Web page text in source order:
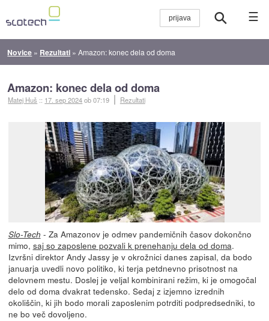
☰
Novice » Rezultati »Amazon: konec dela od doma
Amazon: konec dela od doma
Matej Huš :: 17. sep 2024ob 07:19 Rezultati
Slo-Tech - Za Amazonov je odmev pandemičnih časov dokončno
mimo, saj so zaposlene pozvali k prenehanju dela od doma.
Izvršni direktor Andy Jassy je v okrožnici danes zapisal, da bodo
januarja uvedli novo politiko, ki terja petdnevno prisotnost na
delovnem mestu. Doslej je veljal kombinirani režim, ki je omogočal
delo od doma dvakrat tedensko. Sedaj z izjemno izrednih
okoliščin, ki jih bodo morali zaposlenim potrditi podpredsedniki, to
ne bo več dovoljeno.